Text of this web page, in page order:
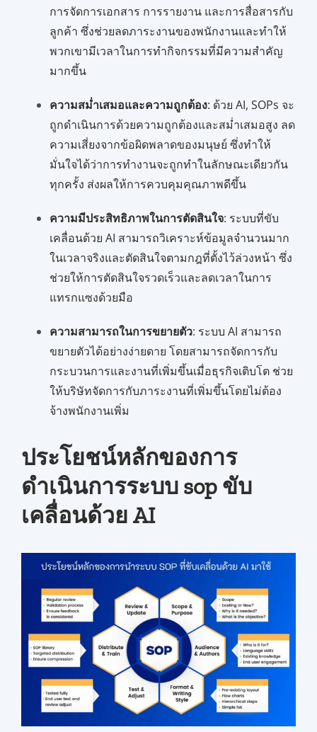
การจัดการเอกสาร การรายงาน และการสื่อสารกับ
ลูกค้า ซึ่งช่วยลดภาระงานของพนักงานและทำให้
พวกเขามีเวลาในการทำกิจกรรมที่มีความสำคัญ
มากขึ้น
ความสม่ำเสมอและความถูกต้อง: ด้วย AI, SOPs จะ
ถูกดำเนินการด้วยความถูกต้องและสม่ำเสมอสูง ลด
ความเสี่ยงจากข้อผิดพลาดของมนุษย์ ซึ่งทำให้
มั่นใจได้ว่าการทำงานจะถูกทำในลักษณะเดียวกัน
ทุกครั้ง ส่งผลให้การควบคุมคุณภาพดีขึ้น
ความมีประสิทธิภาพในการตัดสินใจ: ระบบที่ขับ
เคลื่อนด้วย AI สามารถวิเคราะห์ข้อมูลจำนวนมาก
ในเวลาจริงและตัดสินใจตามกฎที่ตั้งไว้ล่วงหน้า ซึ่ง
ช่วยให้การตัดสินใจรวดเร็วและลดเวลาในการ
แทรกแซงด้วยมือ
ความสามารถในการขยายตัว: ระบบ AI สามารถ
ขยายตัวได้อย่างง่ายดาย โดยสามารถจัดการกับ
กระบวนการและงานที่เพิ่มขึ้นเมื่อธุรกิจเติบโต ช่วย
ให้บริษัทจัดการกับภาระงานที่เพิ่มขึ้นโดยไม่ต้อง
จ้างพนักงานเพิ่ม
ประโยชน์หลักของการ
ดำเนินการระบบ sop ขับ
เคลื่อนด้วย AI